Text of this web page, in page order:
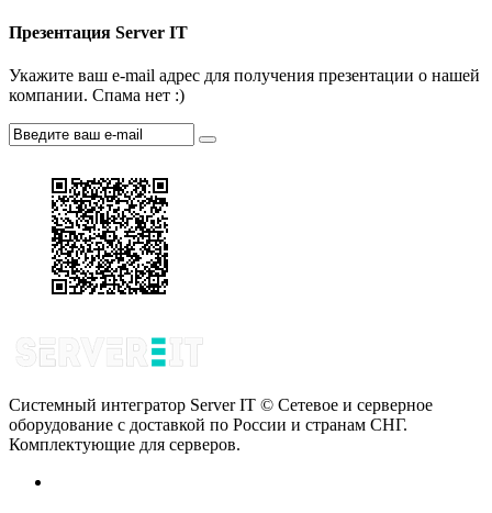
Презентация Server IT
Укажите ваш e-mail адрес для получения презентации о нашей
компании. Спама нет :)
Системный интегратор Server IT © Сетевое и серверное
оборудование с доставкой по России и странам СНГ.
Комплектующие для серверов.